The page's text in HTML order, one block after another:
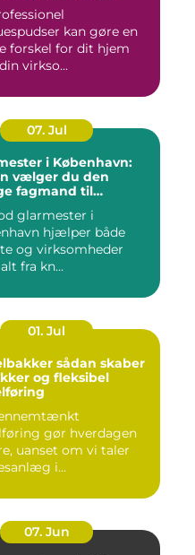
kan gøre en
forskel for dit hjem
virkso...
07. Jul
i København:
vælger du den
fagmand til
glarmester i
hjælper både
og virksomheder
fra kn...
01. Jul
sådan skaber
og fleksibel
gør hverdagen
uanset om vi taler
i
07. Jun